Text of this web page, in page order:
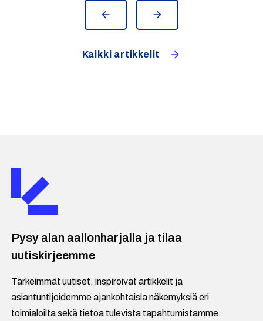
Kaikki artikkelit
Pysy alan aallonharjalla ja tilaa
uutiskirjeemme
Tärkeimmät uutiset, inspiroivat artikkelit ja
asiantuntijoidemme ajankohtaisia näkemyksiä eri
toimialoilta sekä tietoa tulevista tapahtumistamme.